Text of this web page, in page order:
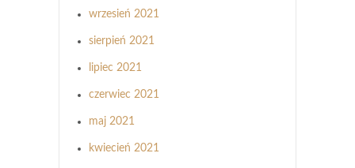
wrzesień 2021
sierpień 2021
lipiec 2021
czerwiec 2021
maj 2021
kwiecień 2021